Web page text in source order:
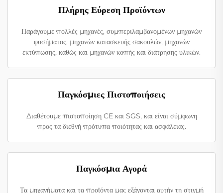
Πλήρης Εύρεση Προϊόντων
Παράγουμε πολλές μηχανές, συμπεριλαμβανομένων μηχανών
φυσήματος, μηχανών κατασκευής σακουλών, μηχανών
εκτύπωσης, καθώς και μηχανών κοπής και διάτρησης υλικών.
Παγκόσμιες Πιστοποιήσεις
Διαθέτουμε πιστοποίηση CE και SGS, και είναι σύμφωνη
προς τα διεθνή πρότυπα ποιότητας και ασφάλειας.
Παγκόσμια Αγορά
Τα μηχανήματα και τα προϊόντα μας εξάγονται αυτήν τη στιγμή